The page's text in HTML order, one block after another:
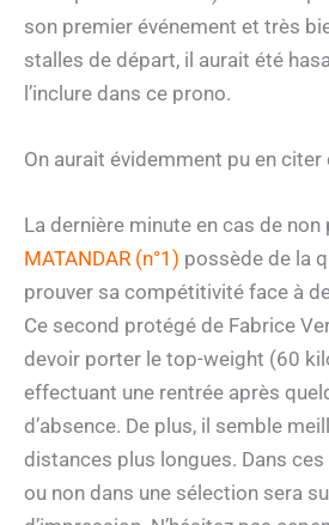
son premier événement et très
stalles de départ, il aurait été
l’inclure dans ce prono.
On aurait évidemment pu en citer
La dernière minute en cas de non
MATANDAR (n°1) possède de la
prouver sa compétitivité face à
Ce second protégé de Fabrice
devoir porter le top-weight (60
effectuant une rentrée après
d’absence. De plus, il semble
distances plus longues. Dans
ou non dans une sélection sera